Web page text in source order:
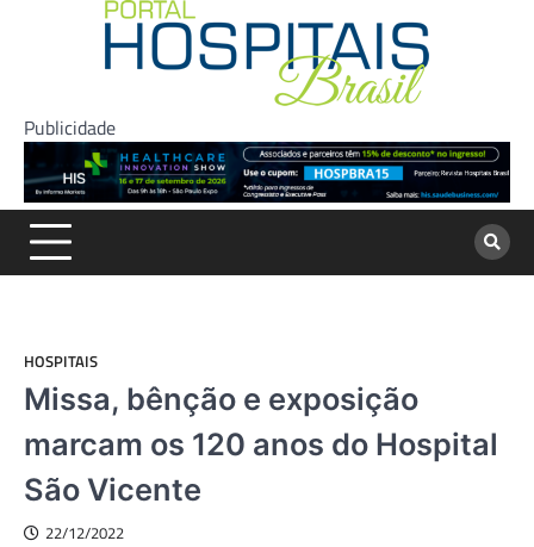
Publicidade
HOSPITAIS
Missa, bênção e exposição
marcam os 120 anos do Hospital
São Vicente
22/12/2022